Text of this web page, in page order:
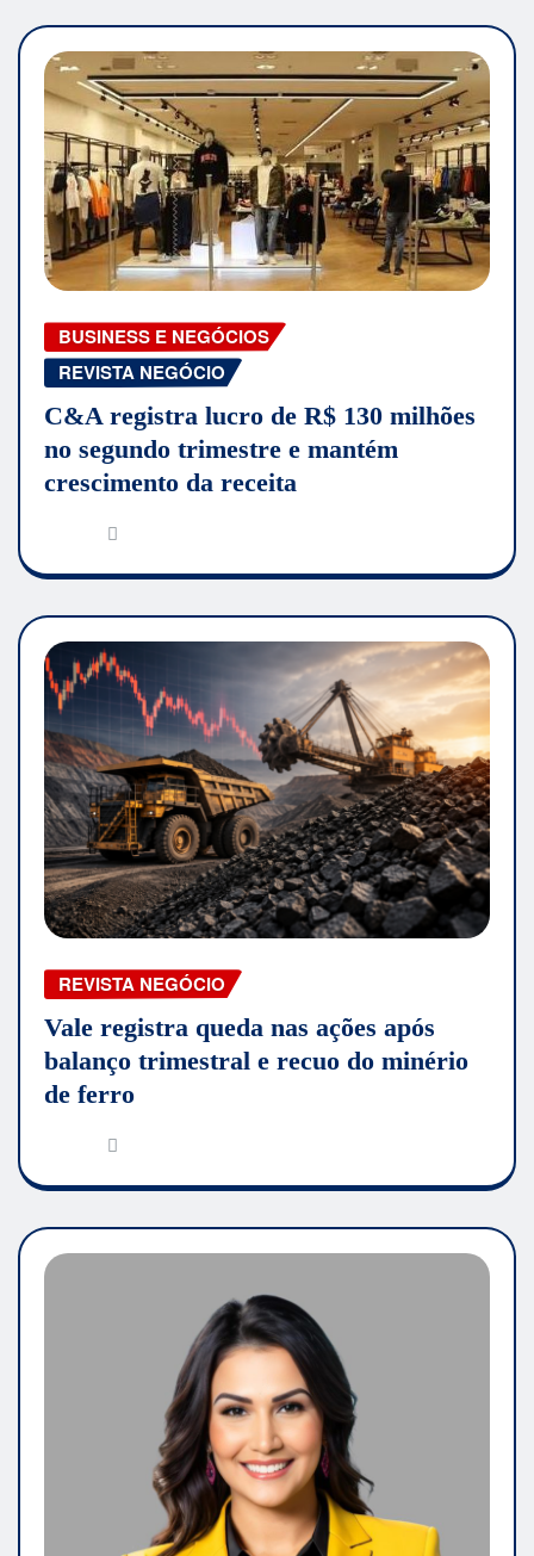
BUSINESS E NEGÓCIOS
REVISTA NEGÓCIO
C&A registra lucro de R$ 130 milhões
no segundo trimestre e mantém
crescimento da receita
REVISTA NEGÓCIO
Vale registra queda nas ações após
balanço trimestral e recuo do minério
de ferro